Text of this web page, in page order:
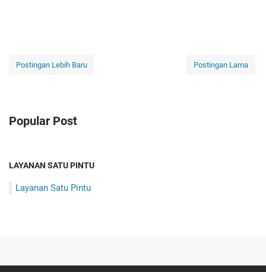
Postingan Lebih Baru Postingan Lama
Popular Post
LAYANAN SATU PINTU
Layanan Satu Pintu